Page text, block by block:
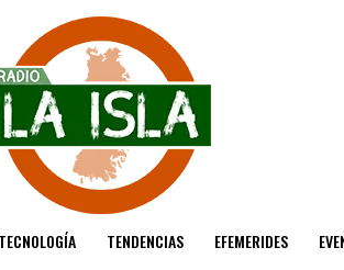
TECNOLOGÍA TENDENCIAS EFEMERIDES